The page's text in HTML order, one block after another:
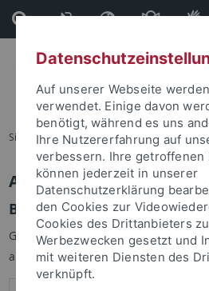
Direkt
zum
Inhalt
Direkt
zur
Fußleiste
Sie sind hier: Startseite
Anmelden
Benutzeranmeldung
Geben Sie Ihren Benutzernamen
anzumelden:
Auf unserer Webseite
verwendet. Einige davon
benötigt, während es uns
Ihre Nutzererfahrung auf
verbessern. Ihre getroffenen
können jederzeit in unserer
Datenschutzerklärung
den Cookies zur
Cookies des Drittanbieters
Werbezwecken gesetzt und
mit weiteren Diensten des
verknüpft.